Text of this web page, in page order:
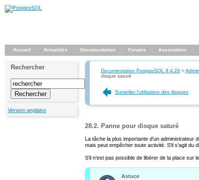
Accueil Actualités Documentation Forums Association
Rechercher
Version anglaise
Documentation PostgreSQL 9.4.26 >
disque saturé
Surveiller l'utilisation des disques
28.2. Panne pour disque saturé
La tâche la plus importante d'un administrateur
mais peut empêcher toute activité. S'il s'agit du
S'il n'est pas possible de libérer de la place sur
Astuce